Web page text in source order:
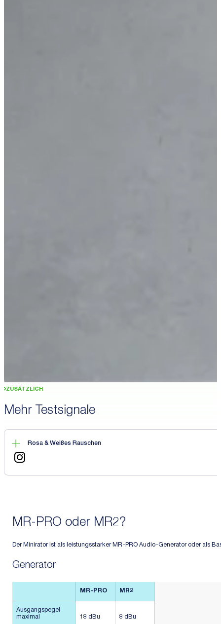
Mehr Testsignale
ZUSÄTZLICH
Rosa & Weißes Rauschen
MR-PRO oder MR2?
Der Minirator ist als leistungsstarker MR-PRO Audio-Generator oder als
Generator
MR-PRO MR2
Ausgangspegel
maximal
18 dBu 8 dBu